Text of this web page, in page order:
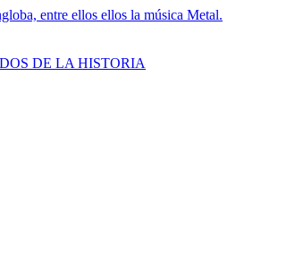
entre ellos ellos la música Metal.
DE LA HISTORIA